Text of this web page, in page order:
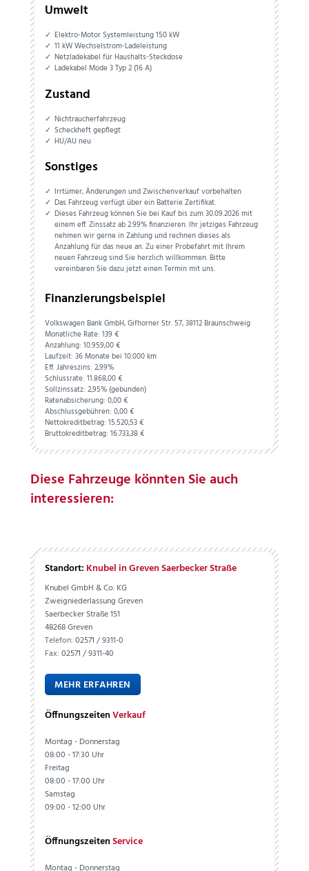
Umwelt
Elektro-Motor Systemleistung 150 kW
11 kW Wechselstrom-Ladeleistung
Netzladekabel für Haushalts-Steckdose
Ladekabel Mode 3 Typ 2 (16 A)
Zustand
Nichtraucherfahrzeug
Scheckheft gepflegt
HU/AU neu
Sonstiges
Irrtümer, Änderungen und Zwischenverkauf vorbehalten
Das Fahrzeug verfügt über ein Batterie Zertifikat.
Dieses Fahrzeug können Sie bei Kauf bis zum 30.09.2026 mit
einem eff. Zinssatz ab 2.99% finanzieren. Ihr jetziges Fahrzeug
nehmen wir gerne in Zahlung und rechnen dieses als
Anzahlung für das neue an. Zu einer Probefahrt mit Ihrem
neuen Fahrzeug sind Sie herzlich willkommen. Bitte
vereinbaren Sie dazu jetzt einen Termin mit uns.
Finanzierungsbeispiel
Volkswagen Bank GmbH, Gifhorner Str. 57, 38112 Braunschweig
Monatliche Rate: 139 €
Anzahlung: 10.959,00€
Laufzeit: 36 Monate bei 10.000 km
Eff. Jahreszins: 2,99%
Schlussrate: 11.868,00€
Sollzinssatz: 2,95% (gebunden)
Ratenabsicherung: 0,00€
Abschlussgebühren: 0,00€
Nettokreditbetrag: 15.520,53€
Bruttokreditbetrag: 16.733,38€
Diese Fahrzeuge könnten Sie auch
interessieren:
Standort: Knubel in Greven Saerbecker Straße
Knubel GmbH & Co. KG
Zweigniederlassung Greven
Saerbecker Straße 151
48268 Greven
Telefon: 02571 / 9311-0
Fax: 02571 / 9311-40
MEHR ERFAHREN
ÖffnungszeitenVerkauf
Montag - Donnerstag
08:00 - 17:30 Uhr
Freitag
08:00 - 17:00 Uhr
Samstag
09:00 - 12:00 Uhr
ÖffnungszeitenService
Montag - Donnerstag